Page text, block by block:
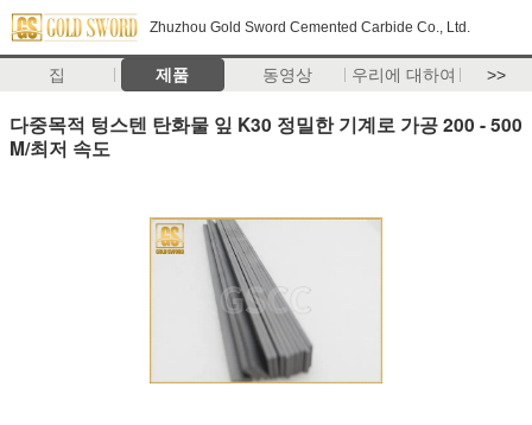
Zhuzhou Gold Sword Cemented Carbide Co., Ltd.
집 제품 동영상 우리에 대하여 >>
다중목적 텅스텐 탄화물 잎 K30 정밀한 기계로 가공 200 - 500
M/최저 속도